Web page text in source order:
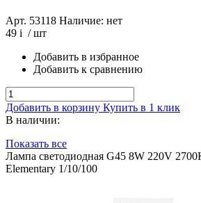
Арт. 53118 Наличие: нет
49 i / шт
Добавить в избранное
Добавить к сравнению
Добавить в корзину Купить в 1 клик
В наличии:
Показать все
Лампа светодиодная G45 8W 220V
Elementary 1/10/100